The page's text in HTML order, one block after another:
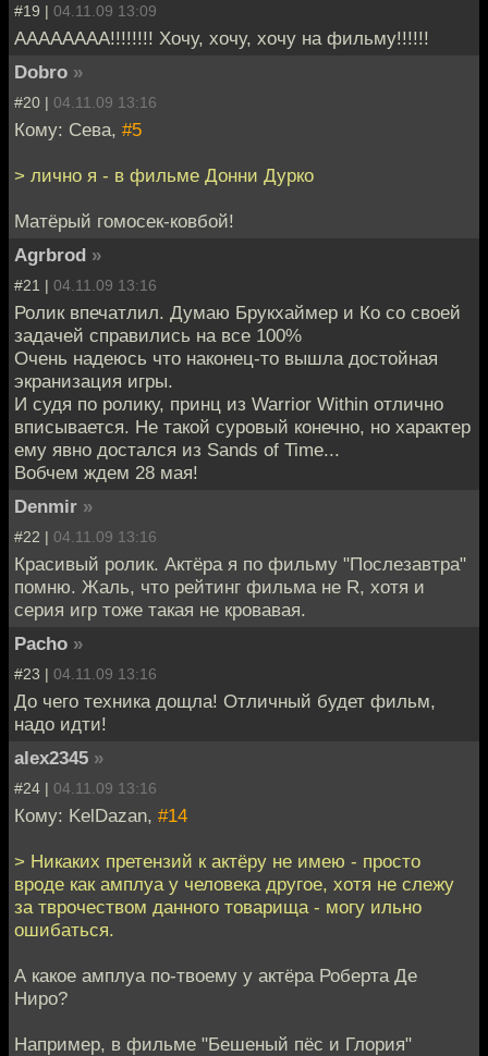
#19 | 04.11.09 13:09
АААААААА!!!!!!!! Хочу, хочу, хочу на фильму!!!!!!
Dobro »
#20 | 04.11.09 13:16
Кому: Сева, #5
> лично я - в фильме Донни Дурко
Матёрый гомосек-ковбой!
Agrbrod »
#21 | 04.11.09 13:16
Ролик впечатлил. Думаю Брукхаймер и Ко со своей
задачей справились на все 100%
Очень надеюсь что наконец-то вышла достойная
экранизация игры.
И судя по ролику, принц из Warrior Within отлично
вписывается. Не такой суровый конечно, но характер
ему явно достался из Sands of Time...
Вобчем ждем 28 мая!
Denmir »
#22 | 04.11.09 13:16
Красивый ролик. Актёра я по фильму "Послезавтра"
помню. Жаль, что рейтинг фильма не R, хотя и
серия игр тоже такая не кровавая.
Pacho »
#23 | 04.11.09 13:16
До чего техника дощла! Отличный будет фильм,
надо идти!
alex2345 »
#24 | 04.11.09 13:16
Кому: KelDazan, #14
> Никаких претензий к актёру не имею - просто
вроде как амплуа у человека другое, хотя не слежу
за тврочеством данного товарища - могу ильно
ошибаться.
А какое амплуа по-твоему у актёра Роберта Де
Ниро?
Например, в фильме "Бешеный пёс и Глория"